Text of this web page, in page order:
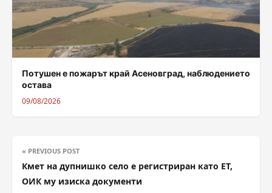
Потушен е пожарът край Асеновград, наблюдението
остава
09/08/2026
« PREVIOUS POST
Кмет на дупнишко село е регистриран като ЕТ,
ОИК му изиска документи